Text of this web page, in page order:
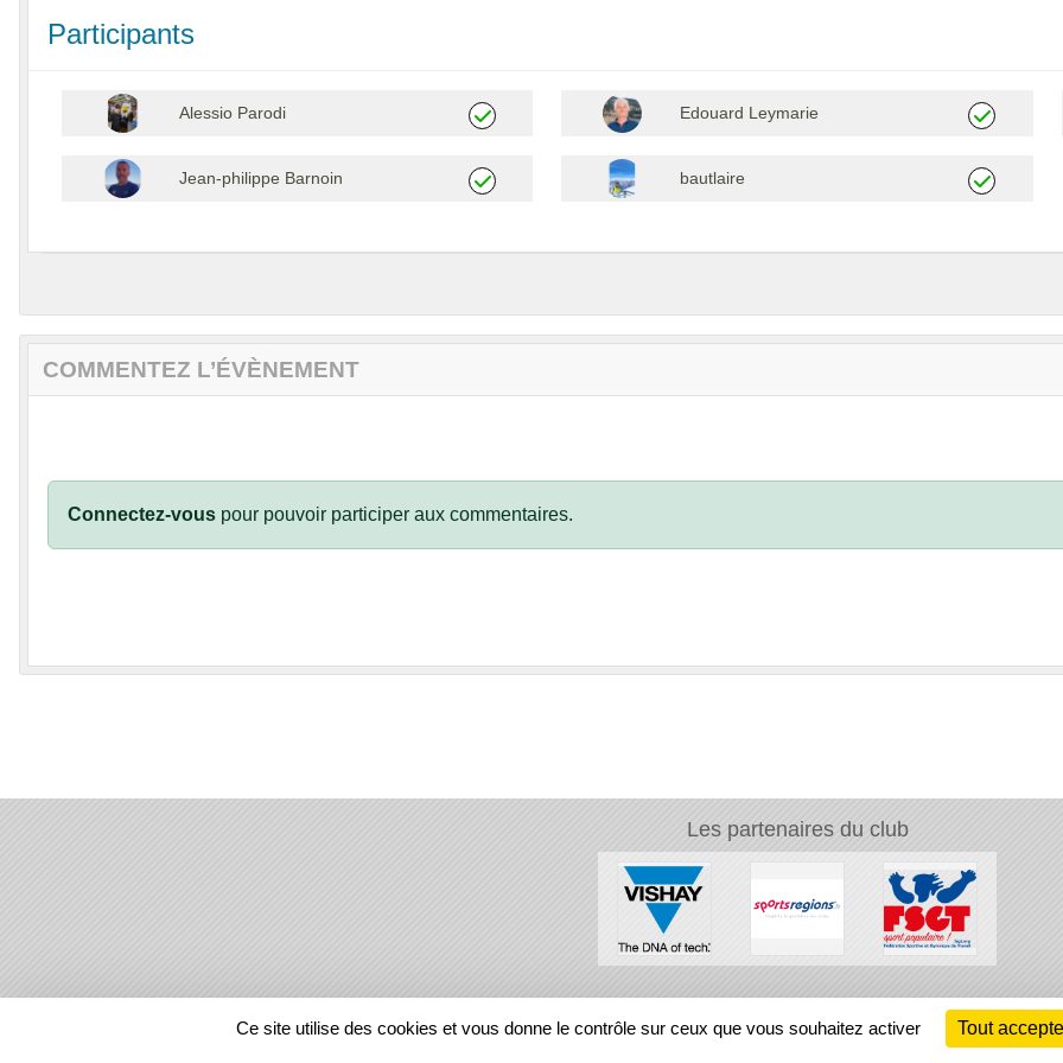
Participants
Alessio Parodi Edouard Leymarie
Jean-philippe Barnoin bautlaire
COMMENTEZ L’ÉVÈNEMENT
Connectez-vous pour pouvoir participer aux commentaires.
Les partenaires du club
REGIONS
Ce site utilise des cookies et vous donne le contrôle sur ceux que vous souhaitez activer Tout